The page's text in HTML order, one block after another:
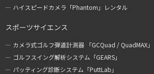
ハイスピードカメラ「Phantom」レンタル
スポーツサイエンス
カメラ式ゴルフ弾道計測器 「GCQuad / QuadMAX」
ゴルフスイング解析システム「GEARS」
パッティング診断システム「PuttLab」